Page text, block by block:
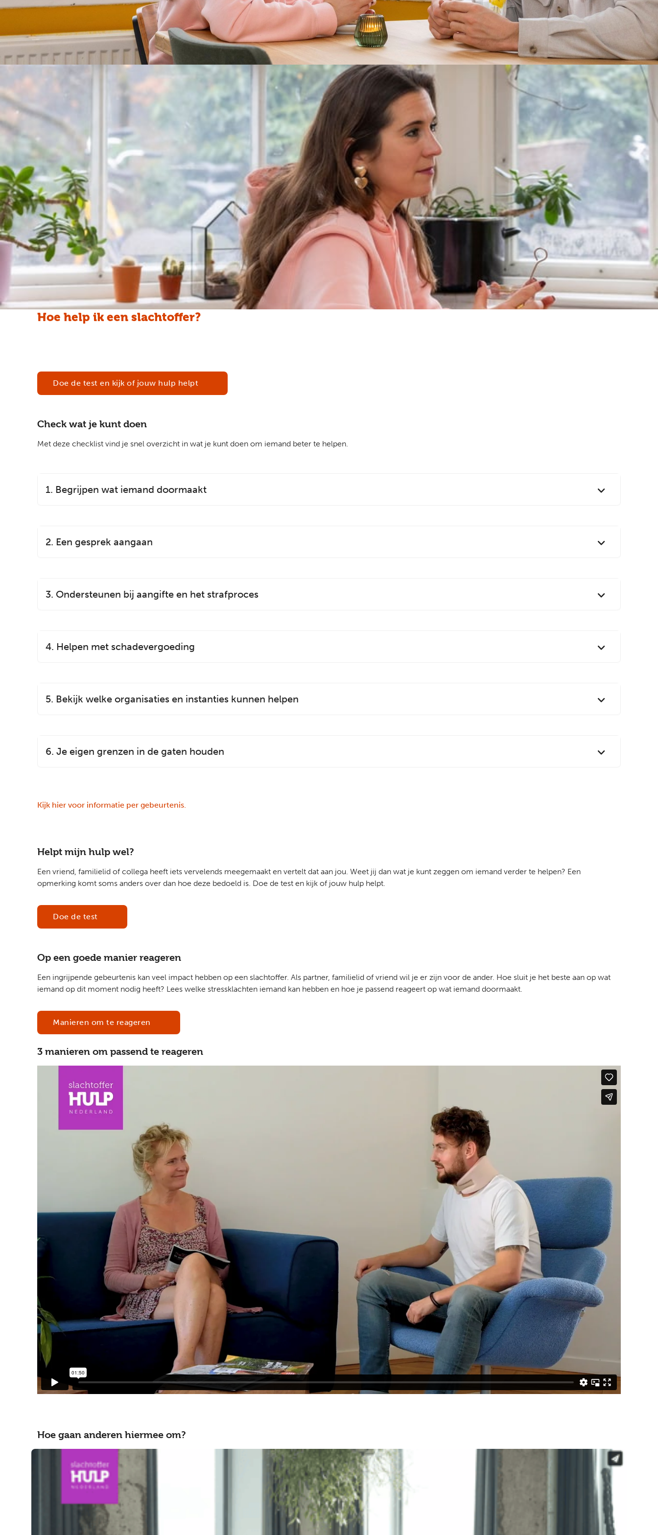
Hoe help ik een slachtoffer?
Doe de test en kijk of jouw hulp helpt
Check wat je kunt doen
Met deze checklist vind je snel overzicht in wat je kunt doen om iemand beter te helpen.
1. Begrijpen wat iemand doormaakt
2. Een gesprek aangaan
3. Ondersteunen bij aangifte en het strafproces
4. Helpen met schadevergoeding
5. Bekijk welke organisaties en instanties kunnen helpen
6. Je eigen grenzen in de gaten houden
Kijk hier voor informatie per gebeurtenis.
Helpt mijn hulp wel?
Een vriend, familielid of collega heeft iets vervelends meegemaakt en vertelt dat aan jou. Weet jij dan wat je kunt zeggen om iemand verder te helpen? Een
opmerking komt soms anders over dan hoe deze bedoeld is. Doe de test en kijk of jouw hulp helpt.
Doe de test
Op een goede manier reageren
Een ingrijpende gebeurtenis kan veel impact hebben op een slachtoffer. Als partner, familielid of vriend wil je er zijn voor de ander. Hoe sluit je het beste aan op wat
iemand op dit moment nodig heeft? Lees welke stressklachten iemand kan hebben en hoe je passend reageert op wat iemand doormaakt.
Manieren om te reageren
3 manieren om passend te reageren
Hoe gaan anderen hiermee om?